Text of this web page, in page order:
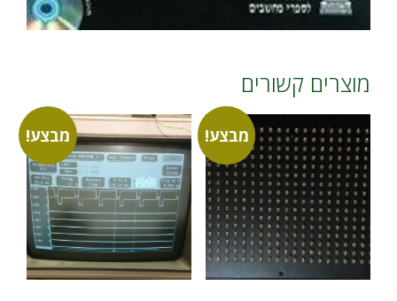
מוצרים קשורים
מבצע! מבצע!